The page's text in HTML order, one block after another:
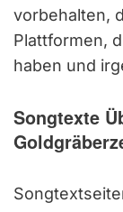
vorbehalten,
Plattformen,
haben und
Songtexte